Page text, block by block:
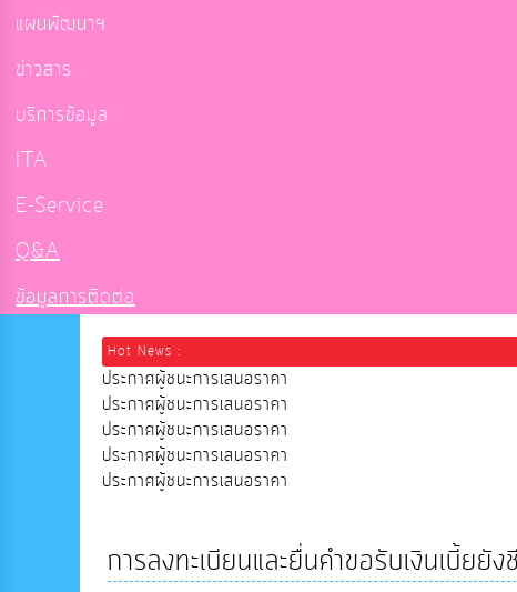
แผนพัฒนาฯ
ข่าวสาร
บริการข้อมูล
ITA
E-Service
Q&A
ข้อมูลการติดต่อ
Hot News :
ประกาศผู้ชนะการเสนอราคา
ประกาศผู้ชนะการเสนอราคา
ประกาศผู้ชนะการเสนอราคา
ประกาศผู้ชนะการเสนอราคา
ประกาศผู้ชนะการเสนอราคา
การลงทะเบียนและยื่นคำขอรับเงินเบี้ยยั